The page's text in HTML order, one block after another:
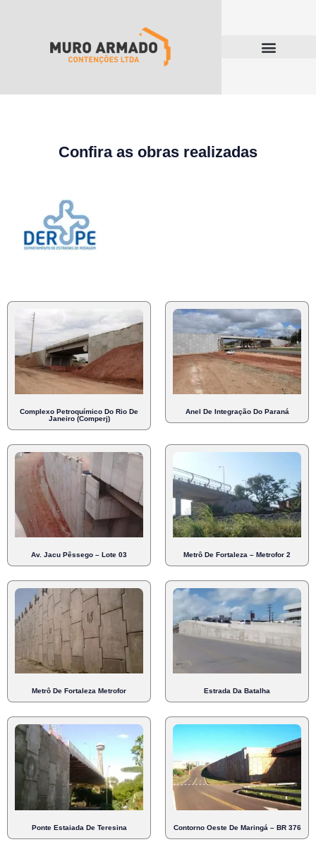
Confira as obras realizadas
Complexo Petroquímico Do Rio De
Janeiro (Comperj)
Anel De Integração Do Paraná
Av. Jacu Pêssego – Lote 03 Metrô De Fortaleza – Metrofor 2
Metrô De Fortaleza Metrofor Estrada Da Batalha
Ponte Estaiada De Teresina Contorno Oeste De Maringá – BR 376